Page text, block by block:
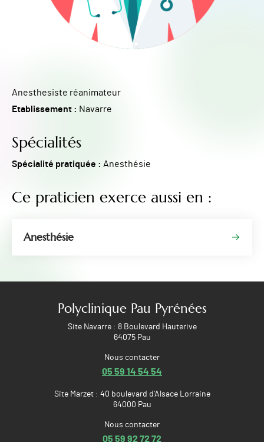
Anesthesiste réanimateur
Etablissement : Navarre
Spécialités
Spécialité pratiquée : Anesthésie
Ce praticien exerce aussi en :
Anesthésie
Polyclinique Pau Pyrénées
Site Navarre : 8 Boulevard Hauterive
64075 Pau
Nous contacter
05 59 14 54 54
Site Marzet : 40 boulevard d’Alsace Lorraine
64000 Pau
Nous contacter
05 59 92 72 72